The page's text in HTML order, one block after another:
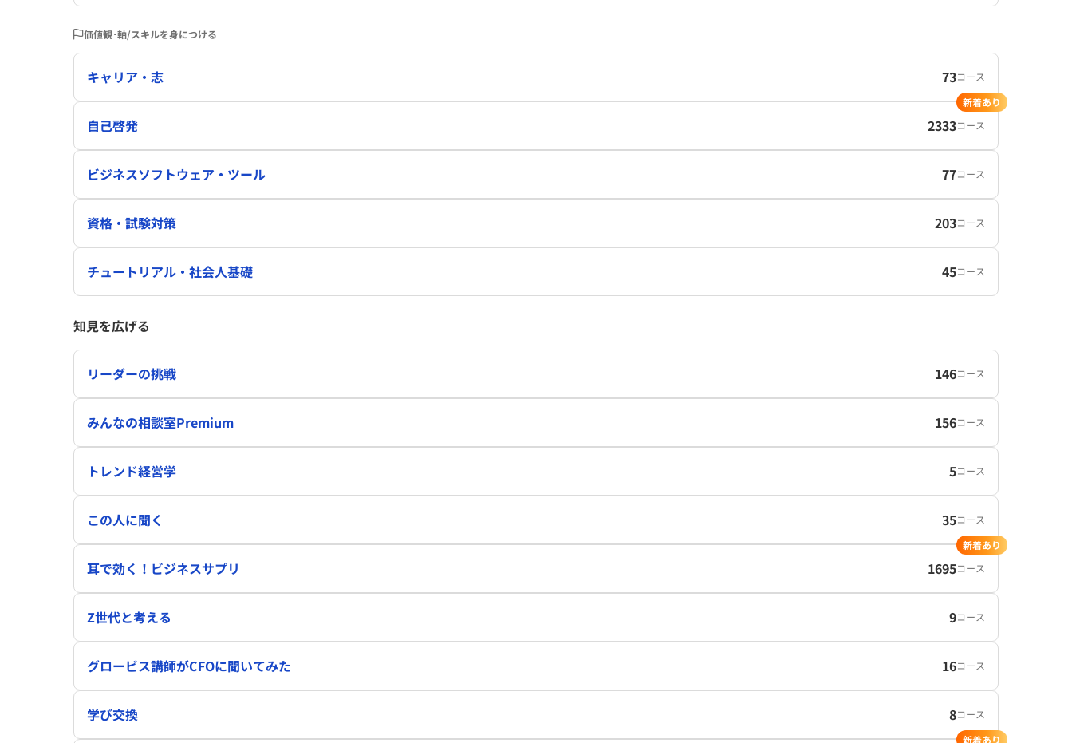
価値観･軸/スキルを身につける
キャリア・志 73コース
自己啓発 2333コース
新着あり
ビジネスソフトウェア・ツール 77コース
資格・試験対策 203コース
チュートリアル・社会人基礎 45コース
知見を広げる
リーダーの挑戦 146コース
みんなの相談室Premium 156コース
トレンド経営学 5コース
この人に聞く 35コース
耳で効く！ビジネスサプリ 1695コース
新着あり
Z世代と考える 9コース
グロービス講師がCFOに聞いてみた 16コース
学び交換 8コース
新着あり